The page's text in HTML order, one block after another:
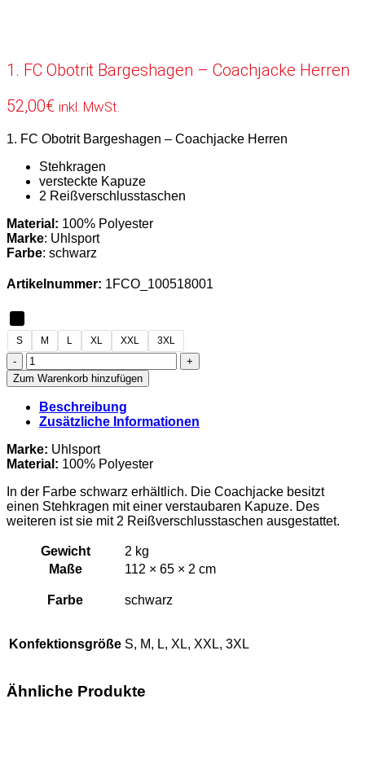
1. FC Obotrit Bargeshagen – Coachjacke Herren
52,00€ inkl. MwSt.
1. FC Obotrit Bargeshagen – Coachjacke Herren
Stehkragen
versteckte Kapuze
2 Reißverschlusstaschen
Material: 100% Polyester
Marke: Uhlsport
Farbe: schwarz
Artikelnummer: 1FCO_100518001
S M L XL XXL 3XL
1.
FC
Obotrit
Bargeshagen
–
Coachjacke
Herren
Menge
Zum Warenkorb hinzufügen
Beschreibung
Zusätzliche Informationen
Marke: Uhlsport
Material: 100% Polyester
In der Farbe schwarz erhältlich. Die Coachjacke besitzt
einen Stehkragen mit einer verstaubaren Kapuze. Des
weiteren ist sie mit 2 Reißverschlusstaschen ausgestattet.
Gewicht
2 kg
Maße
112 × 65 × 2 cm
Farbe schwarz
Konfektionsgröße S, M, L, XL, XXL, 3XL
Ähnliche Produkte